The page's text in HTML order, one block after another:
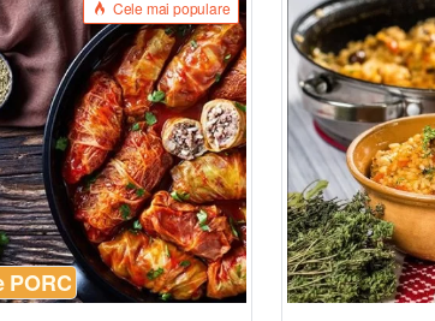
Cele mai populare
PORC